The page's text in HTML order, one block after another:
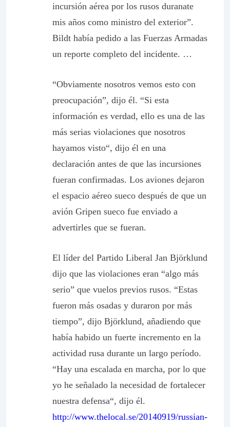
incursión aérea por los rusos duranate
mis años como ministro del exterior”.
Bildt había pedido a las Fuerzas Armadas
un reporte completo del incidente. …
“Obviamente nosotros vemos esto con
preocupación”, dijo él. “Si esta
información es verdad, ello es una de las
más serias violaciones que nosotros
hayamos visto“, dijo él en una
declaración antes de que las incursiones
fueran confirmadas. Los aviones dejaron
el espacio aéreo sueco después de que un
avión Gripen sueco fue enviado a
advertirles que se fueran.
El líder del Partido Liberal Jan Björklund
dijo que las violaciones eran “algo más
serio” que vuelos previos rusos. “Estas
fueron más osadas y duraron por más
tiempo”, dijo Björklund, añadiendo que
había habido un fuerte incremento en la
actividad rusa durante un largo período.
“Hay una escalada en marcha, por lo que
yo he señalado la necesidad de fortalecer
nuestra defensa“, dijo él.
http://www.thelocal.se/20140919/russian-